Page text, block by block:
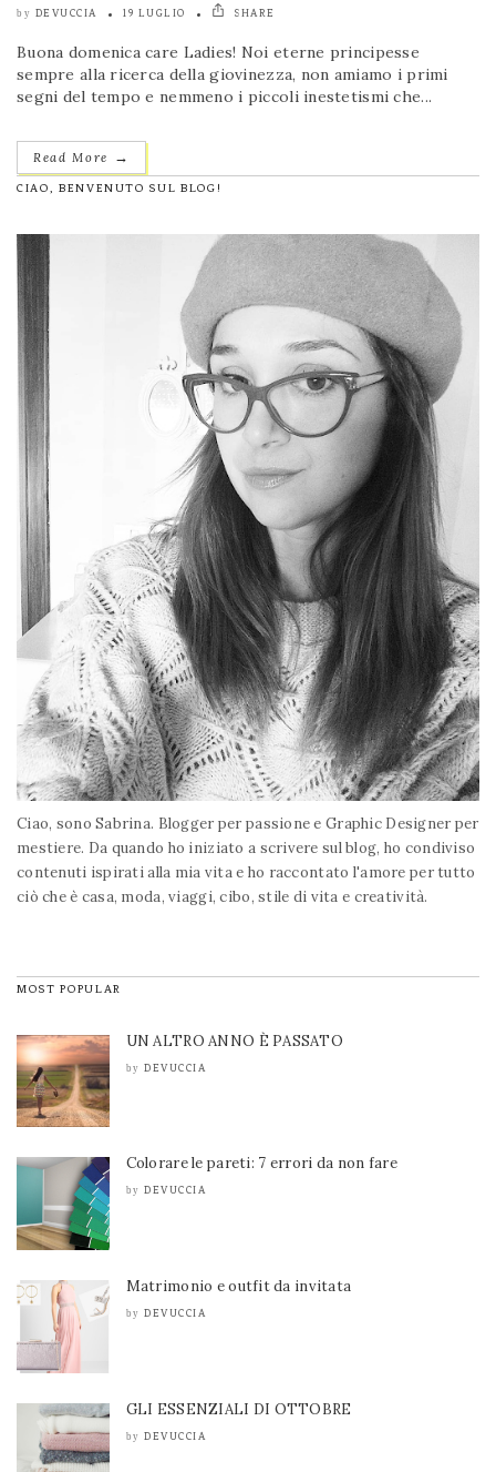
by DEVUCCIA 19 LUGLIO SHARE
Buona domenica care Ladies! Noi eterne principesse
sempre alla ricerca della giovinezza, non amiamo i primi
segni del tempo e nemmeno i piccoli inestetismi che...
Read More →
CIAO, BENVENUTO SUL BLOG!
Ciao, sono Sabrina. Blogger per passione e Graphic Designer per
mestiere. Da quando ho iniziato a scrivere sul blog, ho condiviso
contenuti ispirati alla mia vita e ho raccontato l'amore per tutto
ciò che è casa, moda, viaggi, cibo, stile di vita e creatività.
MOST POPULAR
UN ALTRO ANNO È PASSATO
by DEVUCCIA
Colorare le pareti: 7 errori da non fare
by DEVUCCIA
Matrimonio e outfit da invitata
by DEVUCCIA
GLI ESSENZIALI DI OTTOBRE
by DEVUCCIA